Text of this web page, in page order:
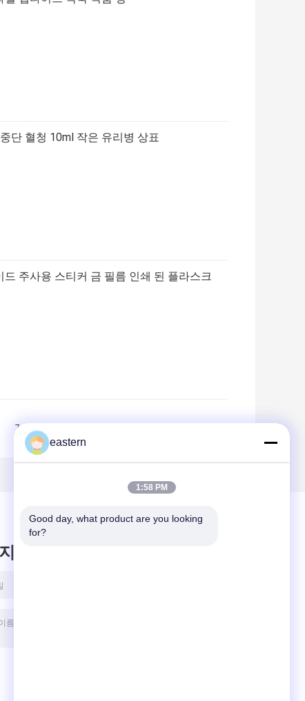
단 혈청 10ml 작은 유리병 상표
주사용 스티커 금 필름 인쇄 된 플라스크
7
를 남겨주세요
eastern
1:58 PM
Good day, what product are you looking
for?